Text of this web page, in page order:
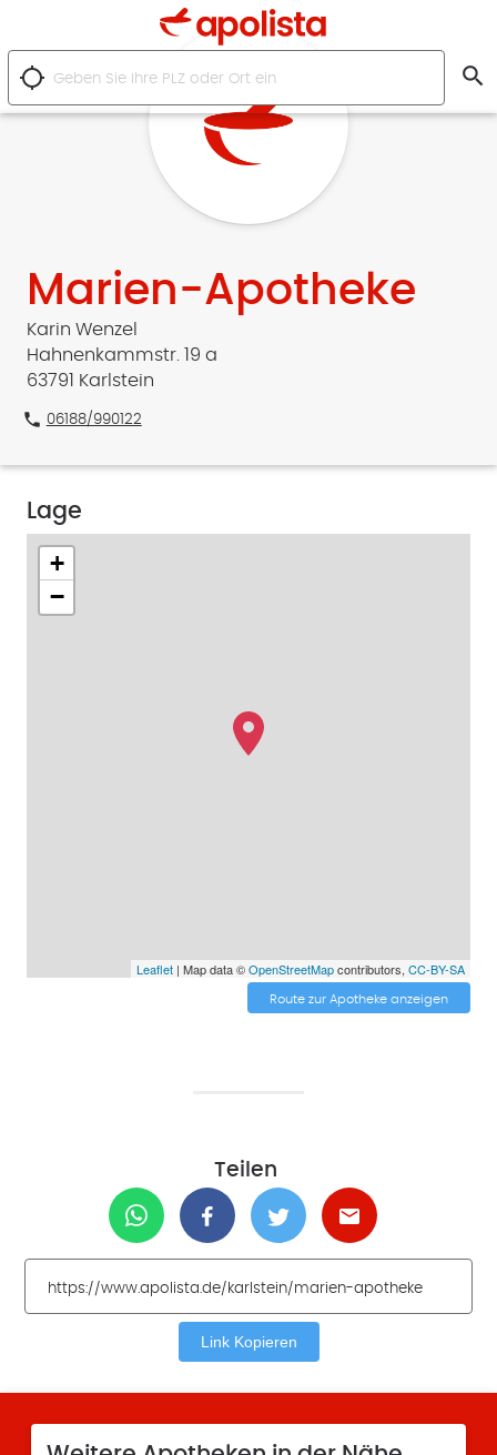
location_searching search
Marien-Apotheke
Karin Wenzel
Hahnenkammstr. 19 a
63791 Karlstein
phone 06188/990122
Lage
+
−
Leaflet| Map data ©OpenStreetMapcontributors, CC-BY-SA
Route zur Apotheke anzeigen
Teilen
Link Kopieren